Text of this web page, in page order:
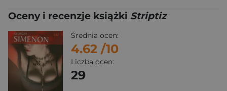
Oceny i recenzje książki Striptiz
Średnia ocen:
4.62 /10
Liczba ocen:
29